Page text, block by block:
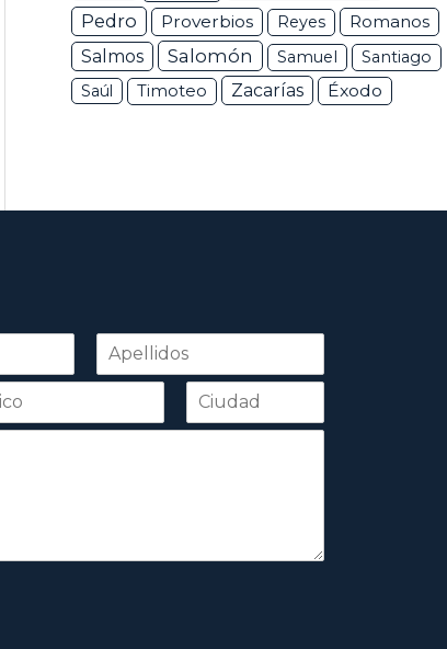
Pedro Proverbios Reyes
Romanos
Salmos
Salomón Samuel
Santiago
Saúl
Timoteo Zacarías Éxodo
Apellidos